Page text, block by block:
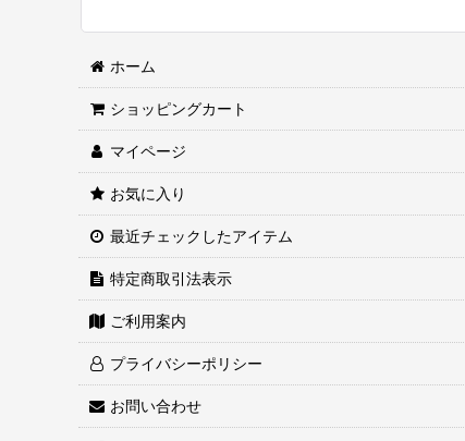
ホーム
ショッピングカート
マイページ
お気に入り
最近チェックしたアイテム
特定商取引法表示
ご利用案内
プライバシーポリシー
お問い合わせ